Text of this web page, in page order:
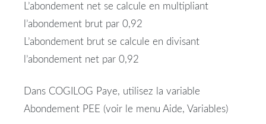
L’abondement net se calcule en multipliant
l’abondement brut par 0,92
L’abondement brut se calcule en divisant
l’abondement net par 0,92
Dans COGILOG Paye, utilisez la variable
Abondement PEE (voir le menu Aide, Variables)